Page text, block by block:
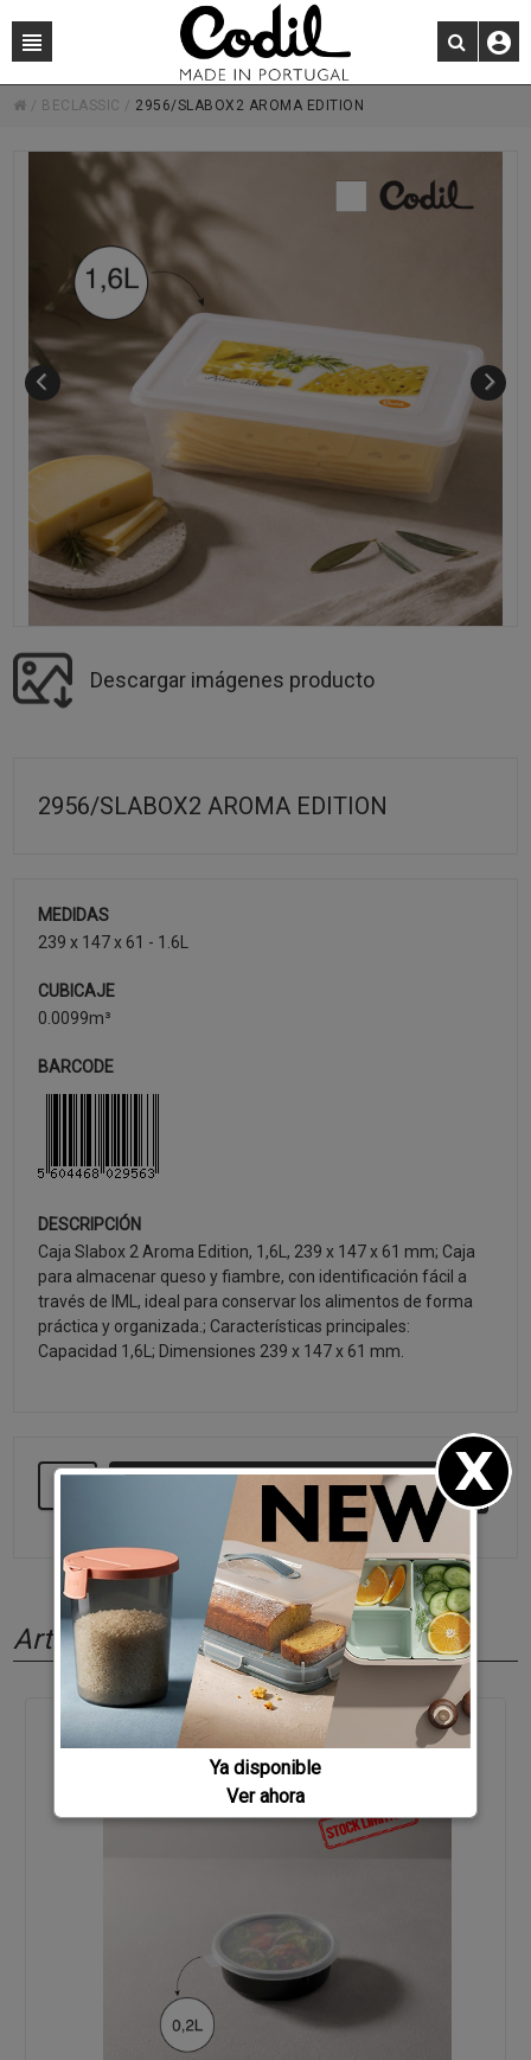
/ BECLASSIC / 2956/SLABOX2 AROMA EDITION
Descargar imágenes producto
2956/SLABOX2 AROMA EDITION
MEDIDAS
239 x 147 x 61 - 1.6L
CUBICAJE
0.0099m³
BARCODE
DESCRIPCIÓN
Caja Slabox 2 Aroma Edition, 1,6L, 239 x 147 x 61 mm; Caja
para almacenar queso y fiambre, con identificación fácil a
través de IML, ideal para conservar los alimentos de forma
práctica y organizada.; Características principales:
Capacidad 1,6L; Dimensiones 239 x 147 x 61 mm.
SEGUIR COMPRANDO
Artículos relacionados
Ya disponible
Ver ahora